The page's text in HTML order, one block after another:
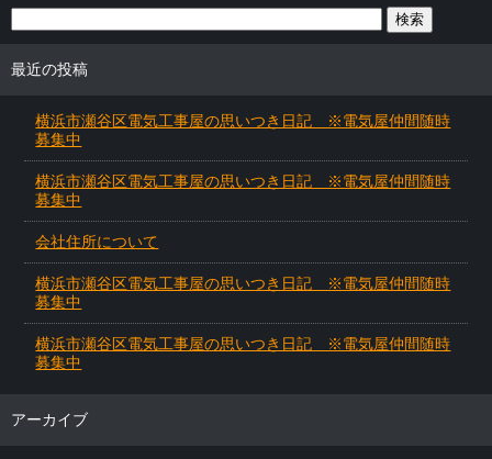
最近の投稿
横浜市瀬谷区電気工事屋の思いつき日記 ※電気屋仲間随時
募集中
横浜市瀬谷区電気工事屋の思いつき日記 ※電気屋仲間随時
募集中
会社住所について
横浜市瀬谷区電気工事屋の思いつき日記 ※電気屋仲間随時
募集中
横浜市瀬谷区電気工事屋の思いつき日記 ※電気屋仲間随時
募集中
アーカイブ